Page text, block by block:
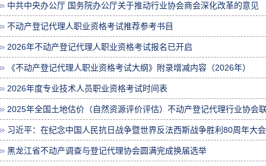
中共中央办公厅 国务院办公厅关于推动行业协会商会深化改革的意见
不动产登记代理人职业资格考试推荐参考书目
2026年不动产登记代理人职业资格考试报名已开启
《不动产登记代理人职业资格考试大纲》附录增减内容（2026年）
2026年度专业技术人员职业资格考试时间表
2025年全国土地估价（自然资源评价评估）不动产登记代理行业协会
习近平：在纪念中国人民抗日战争暨世界反法西斯战争胜利80周年大
黑龙江省不动产调查与登记代理协会圆满完成换届选举